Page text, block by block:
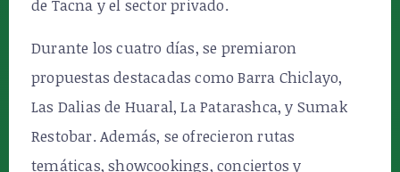
de Tacna y el sector privado.
Durante los cuatro días, se premiaron
propuestas destacadas como Barra Chiclayo,
Las Dalias de Huaral, La Patarashca, y Sumak
Restobar. Además, se ofrecieron rutas
temáticas, showcookings, conciertos y